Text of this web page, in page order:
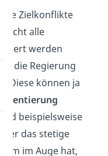
Zielkonflikte
nicht alle
werden
die Regierung
Diese können ja
beispielsweise
das stetige
im Auge hat,